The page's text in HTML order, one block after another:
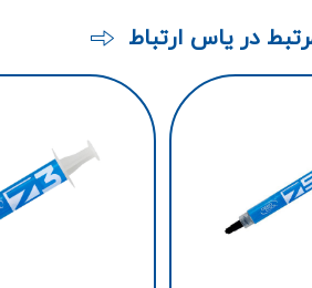
در یاس ارتباط